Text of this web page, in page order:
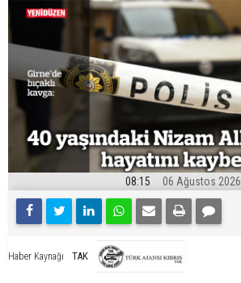
08:15 06 Ağustos 2026
Haber Kaynağı TAK